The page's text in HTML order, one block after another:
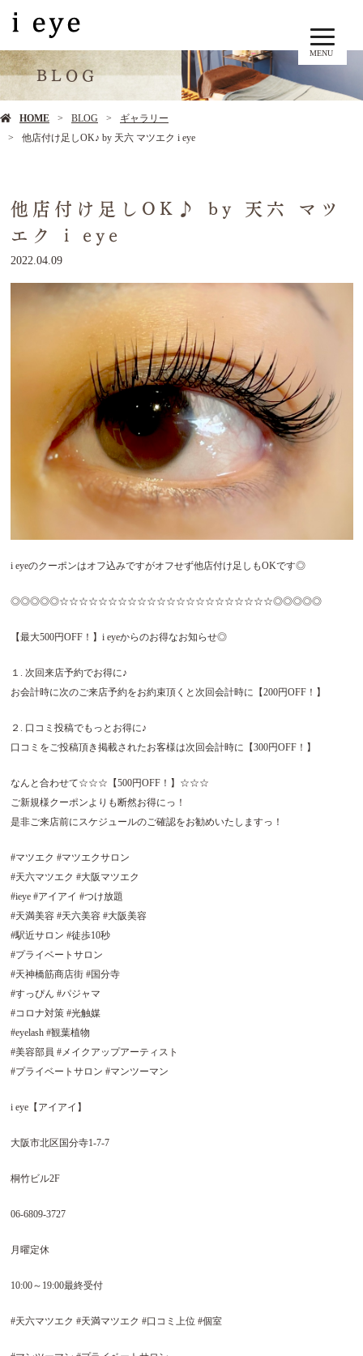
MENU
BLOG
HOME BLOG
ギャラリー
他店付け足しOK♪ by 天六 マツエク i eye
他店付け足しOK♪ by 天六 マツ
エク i eye
2022.04.09
i eyeのクーポンはオフ込みですがオフせず他店付け足しもOKです◎
◎◎◎◎◎☆☆☆☆☆☆☆☆☆☆☆☆☆☆☆☆☆☆☆☆☆☆◎◎◎◎◎
【最大500円OFF！】i eyeからのお得なお知らせ◎
１. 次回来店予約でお得に♪
お会計時に次のご来店予約をお約束頂くと次回会計時に【200円OFF！】
２. 口コミ投稿でもっとお得に♪
口コミをご投稿頂き掲載されたお客様は次回会計時に【300円OFF！】
なんと合わせて☆☆☆【500円OFF！】☆☆☆
ご新規様クーポンよりも断然お得にっ！
是非ご来店前にスケジュールのご確認をお勧めいたしますっ！
#マツエク #マツエクサロン
#天六マツエク #大阪マツエク
#ieye #アイアイ #つけ放題
#天満美容 #天六美容 #大阪美容
#駅近サロン #徒歩10秒
#プライベートサロン
#天神橋筋商店街 #国分寺
#すっぴん #パジャマ
#コロナ対策 #光触媒
#eyelash #観葉植物
#美容部員 #メイクアップアーティスト
#プライベートサロン #マンツーマン
i eye【アイアイ】
大阪市北区国分寺1-7-7
桐竹ビル2F
06-6809-3727
月曜定休
10:00～ 19:00最終受付
#天六マツエク #天満マツエク #口コミ上位 #個室